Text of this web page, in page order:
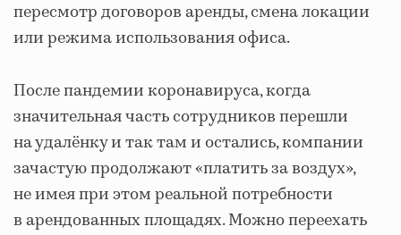
пересмотр договоров аренды, смена локации
или режима использования офиса.
После пандемии коронавируса, когда
значительная часть сотрудников перешли
на удалёнку и так там и остались, компании
зачастую продолжают «платить за воздух»,
не имея при этом реальной потребности
в арендованных площадях. Можно переехать